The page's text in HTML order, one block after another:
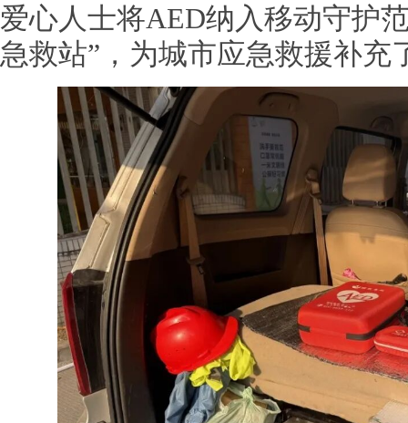
爱心人士将AED纳入移动守护
急救站”，为城市应急救援补充